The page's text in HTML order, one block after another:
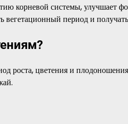
корневой системы, улучшает
вегетационный период и
роста, цветения и